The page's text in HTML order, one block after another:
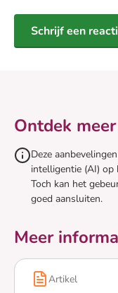
Schrijf een
Ontdek
Deze
intelligentie (AI) op
Toch kan het
goed aansluiten.
Meer
Artikel